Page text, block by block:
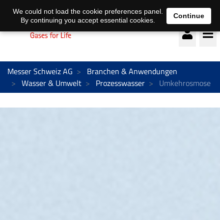
Deutsch français
Messer Schweiz AG
Branchen & Anwendungen
Wasser & Umwelt
Prozesswasser Umkehrosmose
We could not load the cookie preferences panel.
By continuing you accept essential cookies.
Continue